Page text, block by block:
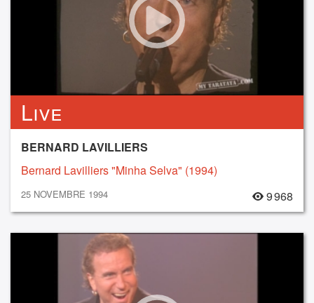
Live
BERNARD LAVILLIERS
Bernard Lavilliers "Minha Selva" (1994)
25 NOVEMBRE 1994 9 968